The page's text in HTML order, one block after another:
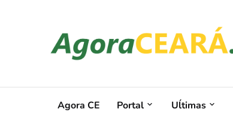
Agora CE Portal Uĺtimas